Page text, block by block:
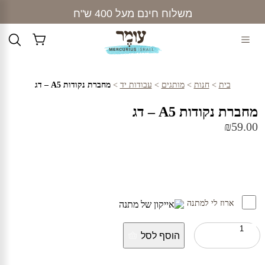
content
משלוח חינם מעל 400 ש"ח
בית >חנות >מותגים > עבודות יד >מחברת נקודות A5 – דג
מחברת נקודות A5 – דג
₪59.00
ארוז לי למתנה
כמות
מחברת
הוסף לסל